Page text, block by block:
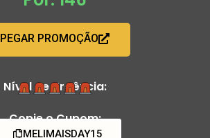
PEGAR PROMOÇÃO
Nível de Urgência:
Copie o Cupom:
MELIMAISDAY15